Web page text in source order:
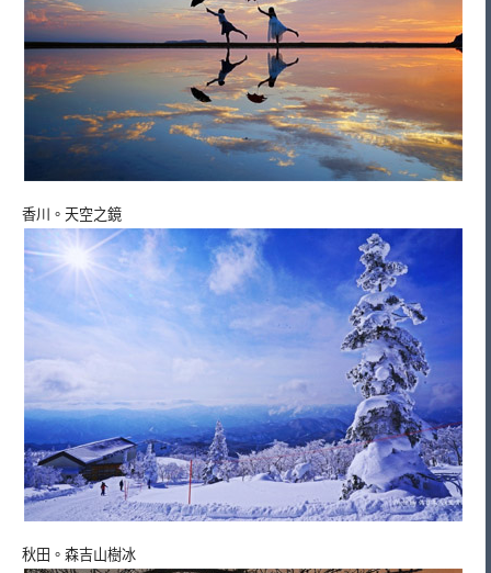
香川。天空之鏡
秋田。森吉山樹冰